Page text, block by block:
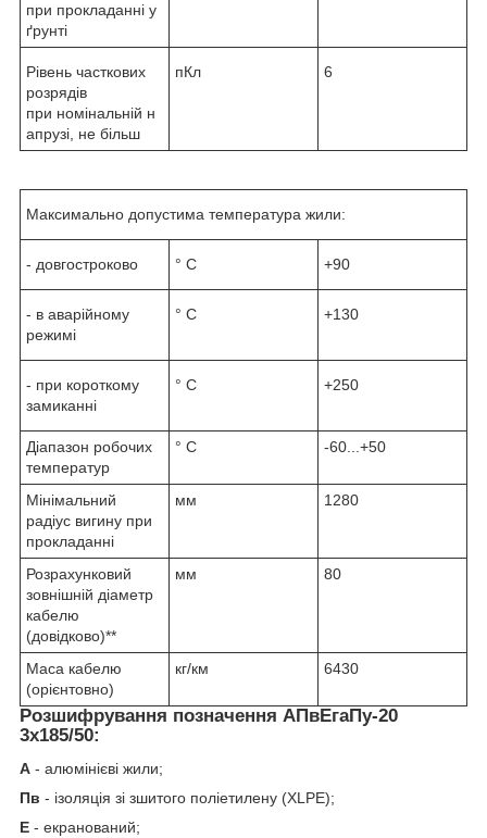
при прокладанні у
ґрунті
Рівень часткових
розрядів
при номінальній н
апрузі, не більш
пКл 6
Максимально допустима температура жили:
- довгостроково ° С +90
- в аварійному
режимі
° С +130
- при короткому
замиканні
° С +250
Діапазон робочих
температур
° С -60...+50
Мінімальний
радіус вигину при
прокладанні
мм 1280
Розрахунковий
зовнішній діаметр
кабелю
(довідково)**
мм 80
Маса кабелю
(орієнтовно)
кг/км 6430
Розшифрування позначення АПвЕгаПу‑20
3х185/50:
А - алюмінієві жили;
Пв - ізоляція зі зшитого поліетилену (XLPE);
Е - екранований;